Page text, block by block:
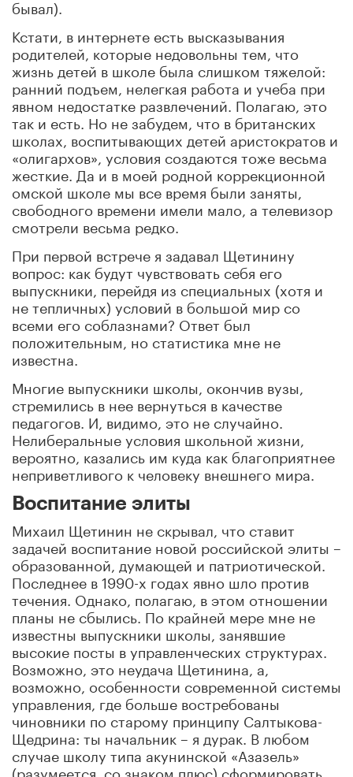
бывал).
Кстати, в интернете есть высказывания
родителей, которые недовольны тем, что
жизнь детей в школе была слишком тяжелой:
ранний подъем, нелегкая работа и учеба при
явном недостатке развлечений. Полагаю, это
так и есть. Но не забудем, что в британских
школах, воспитывающих детей аристократов и
«олигархов», условия создаются тоже весьма
жесткие. Да и в моей родной коррекционной
омской школе мы все время были заняты,
свободного времени имели мало, а телевизор
смотрели весьма редко.
При первой встрече я задавал Щетинину
вопрос: как будут чувствовать себя его
выпускники, перейдя из специальных (хотя и
не тепличных) условий в большой мир со
всеми его соблазнами? Ответ был
положительным, но статистика мне не
известна.
Многие выпускники школы, окончив вузы,
стремились в нее вернуться в качестве
педагогов. И, видимо, это не случайно.
Нелиберальные условия школьной жизни,
вероятно, казались им куда как благоприятнее
неприветливого к человеку внешнего мира.
Воспитание элиты
Михаил Щетинин не скрывал, что ставит
задачей воспитание новой российской элиты –
образованной, думающей и патриотической.
Последнее в 1990-х годах явно шло против
течения. Однако, полагаю, в этом отношении
планы не сбылись. По крайней мере мне не
известны выпускники школы, занявшие
высокие посты в управленческих структурах.
Возможно, это неудача Щетинина, а,
возможно, особенности современной системы
управления, где больше востребованы
чиновники по старому принципу Салтыкова-
Щедрина: ты начальник – я дурак. В любом
случае школу типа акунинской «Азазель»
(разумеется, со знаком плюс) сформировать